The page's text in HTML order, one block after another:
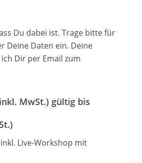
Du dabei ist. Trage bitte für
Deine Daten ein. Deine
Dir per Email zum
MwSt.) gültig bis
Live-Workshop mit